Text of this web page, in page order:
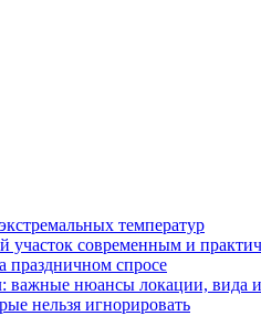
температур
участок современным и
праздничном спросе
важные нюансы локации, вида
нельзя игнорировать